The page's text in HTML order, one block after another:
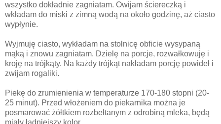
wszystko dokładnie zagniatam. Owijam ściereczką i
wkładam do miski z zimną wodą na około godzinę, aż ciasto
wypłynie.
Wyjmuję ciasto, wykładam na stolnicę obficie wysypaną
mąką i znowu zagniatam. Dzielę na porcje, rozwałkowuję i
kroję na trójkąty. Na każdy trójkąt nakładam porcję powideł i
zwijam rogaliki.
Piekę do zrumienienia w temperaturze 170-180 stopni (20-
25 minut). Przed włożeniem do piekarnika można je
posmarować żółtkiem rozbełtanym z odrobiną mleka, będą